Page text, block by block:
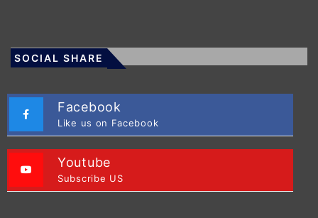
SOCIAL SHARE
Facebook
Like us on Facebook
Youtube
Subscribe US